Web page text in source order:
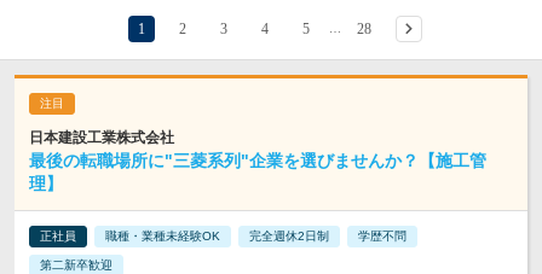
1 2 3 4 5 28
日本建設工業株式会社
最後の転職場所に"三菱系列"企業を選びませんか？【施工管
理】
正社員 職種・業種未経験OK 完全週休2日制 学歴不問
第二新卒歓迎